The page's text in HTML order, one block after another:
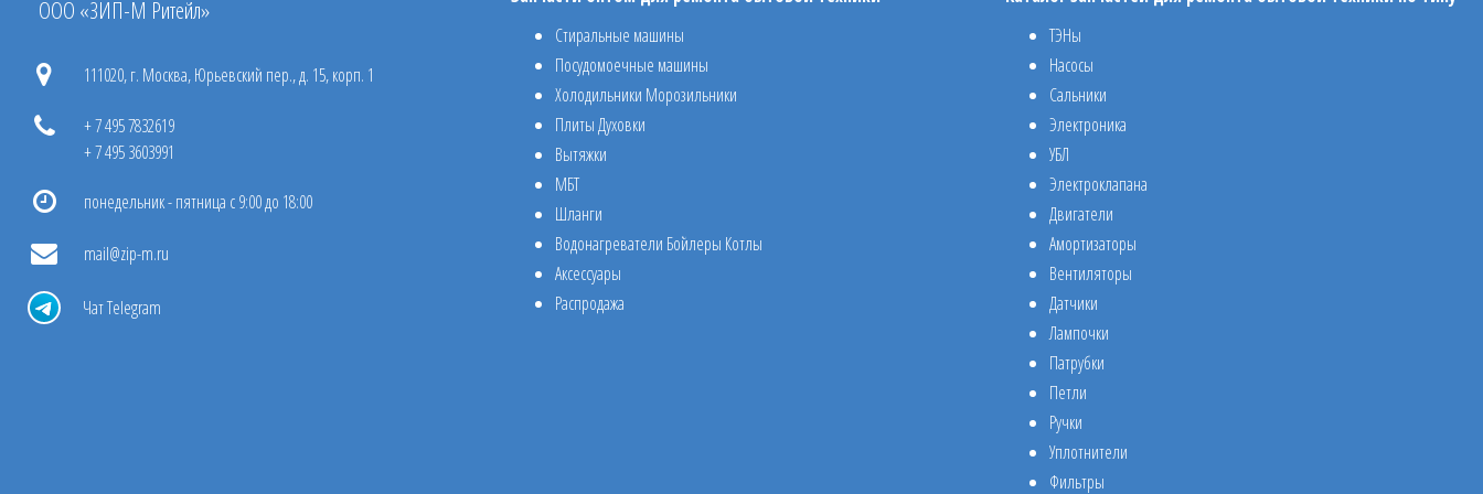
ООО «ЗИП-М Ритейл»
111020, г. Москва, Юрьевский пер., д. 15, корп. 1
+ 7 495 7832619
+ 7 495 3603991
понедельник - пятница с 9:00 до 18:00
mail@zip-m.ru
Чат Telegram
Стиральные машины
Посудомоечные машины
Холодильники Морозильники
Плиты Духовки
Вытяжки
МБТ
Шланги
Водонагреватели Бойлеры Котлы
Аксессуары
Распродажа
ТЭНы
Насосы
Сальники
Электроника
УБЛ
Электроклапана
Двигатели
Амортизаторы
Вентиляторы
Датчики
Лампочки
Патрубки
Петли
Ручки
Уплотнители
Фильтры